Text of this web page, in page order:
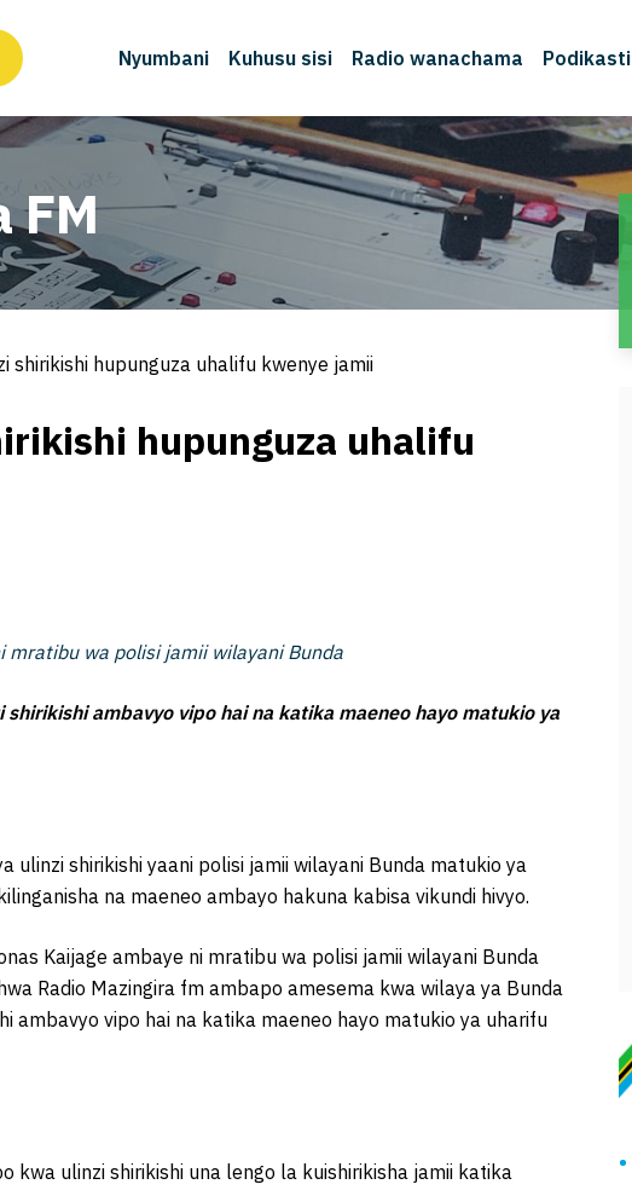
Nyumbani Kuhusu sisi Radio wanachama Podikasti
FM
shirikishi hupunguza uhalifu kwenye jamii
hupunguza uhalifu
mratibu wa polisi jamii wilayani Bunda
ambavyo vipo hai na katika maeneo hayo matukio ya
ulinzi shirikishi yaani polisi jamii wilayani Bunda matukio ya
na maeneo ambayo hakuna kabisa vikundi hivyo.
Kaijage ambaye ni mratibu wa polisi jamii wilayani Bunda
Radio Mazingira fm ambapo amesema kwa wilaya ya Bunda
ambavyo vipo hai na katika maeneo hayo matukio ya uharifu
kwa ulinzi shirikishi una lengo la kuishirikisha jamii katika